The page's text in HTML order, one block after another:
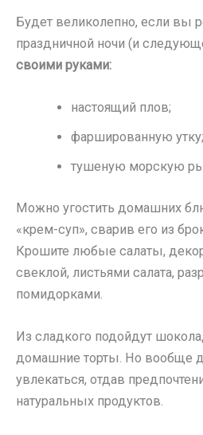
Будет великолепно, если вы
праздничной ночи (и
своими руками:
настоящий плов;
фаршированную утку;
тушеную морскую
Можно угостить домашних
«крем-суп», сварив его из
Крошите любые салаты,
свеклой, листьями салата,
помидорками.
Из сладкого подойдут
домашние торты. Но вообще
увлекаться, отдав
натуральных продуктов.